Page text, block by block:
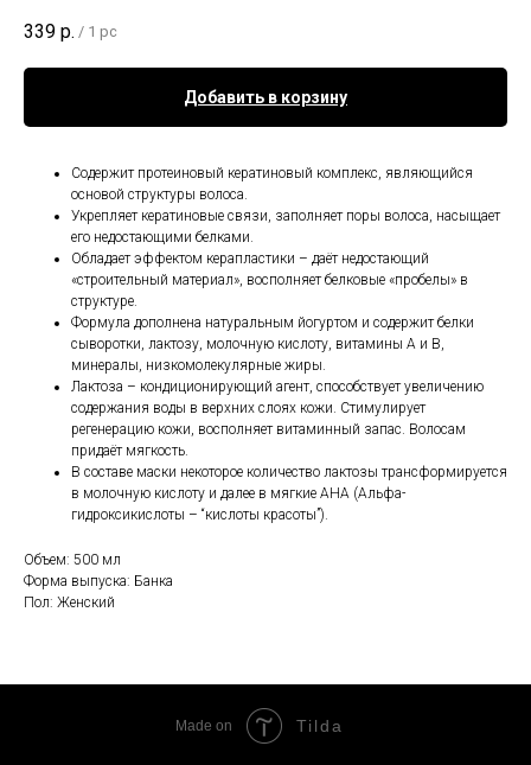
339 р. / 1 pc
Добавить в корзину
Cодержит протеиновый кератиновый комплекс, являющийся
основой структуры волоса.
Укрепляет кератиновые связи, заполняет поры волоса, насыщает
его недостающими белками.
Обладает эффектом керапластики – даёт недостающий
«строительный материал», восполняет белковые «пробелы» в
структуре.
Формула дополнена натуральным йогуртом и содержит белки
сыворотки, лактозу, молочную кислоту, витамины А и В,
минералы, низкомолекулярные жиры.
Лактоза – кондиционирующий агент, способствует увеличению
содержания воды в верхних слоях кожи. Стимулирует
регенерацию кожи, восполняет витаминный запас. Волосам
придаёт мягкость.
В составе маски некоторое количество лактозы трансформируется
в молочную кислоту и далее в мягкие АНА (Альфа-
гидроксикислоты – “кислоты красоты”).
Объем: 500 мл
Форма выпуска: Банка
Пол: Женский
Made on Tilda